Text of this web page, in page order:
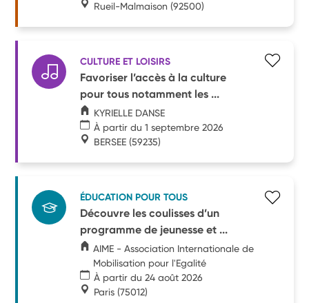
Rueil-Malmaison (92500)
CULTURE ET LOISIRS
Favoriser l’accès à la culture
pour tous notamment les ...
KYRIELLE DANSE
À partir du 1 septembre 2026
BERSEE (59235)
ÉDUCATION POUR TOUS
Découvre les coulisses d’un
programme de jeunesse et ...
AIME - Association Internationale de
Mobilisation pour l'Egalité
À partir du 24 août 2026
Paris (75012)